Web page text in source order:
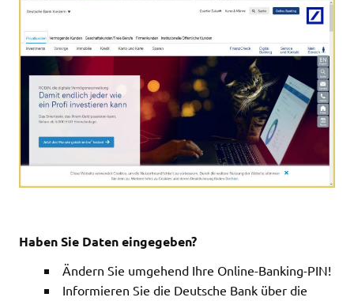
Haben Sie Daten eingegeben?
Ändern Sie umgehend Ihre Online-Banking-PIN!
Informieren Sie die Deutsche Bank über die